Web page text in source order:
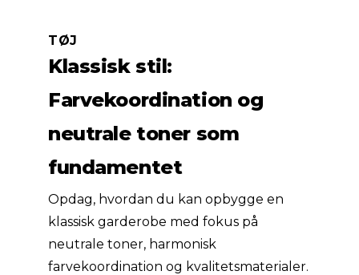
Klassisk stil:
Farvekoordination og
neutrale toner som
fundamentet
TØJ
Opdag, hvordan du kan opbygge en
klassisk garderobe med fokus på
neutrale toner, harmonisk
farvekoordination og kvalitetsmaterialer.